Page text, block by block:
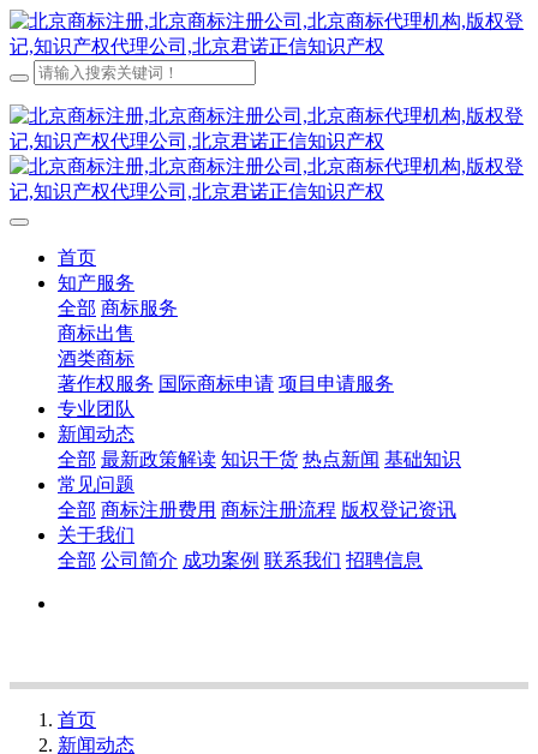
首页
知产服务
全部 商标服务
商标出售
酒类商标
著作权服务 国际商标申请 项目申请服务
专业团队
新闻动态
全部 最新政策解读 知识干货 热点新闻 基础知识
常见问题
全部 商标注册费用 商标注册流程 版权登记资讯
关于我们
全部 公司简介 成功案例 联系我们 招聘信息
首页
新闻动态